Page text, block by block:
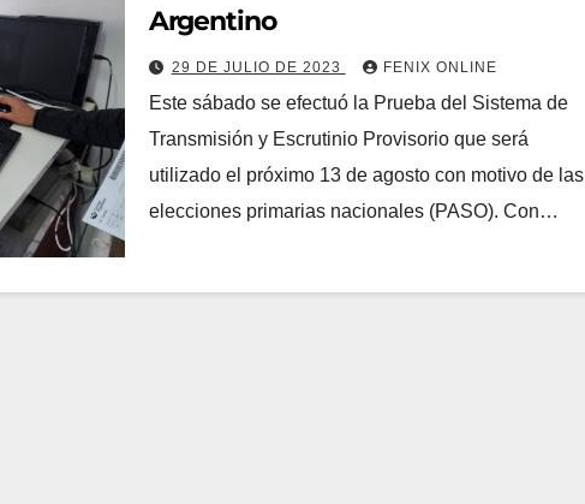
Argentino
29 DE JULIO DE 2023 FENIX ONLINE
Este sábado se efectuó la Prueba del Sistema de
Transmisión y Escrutinio Provisorio que será
utilizado el próximo 13 de agosto con motivo de las
elecciones primarias nacionales (PASO). Con…